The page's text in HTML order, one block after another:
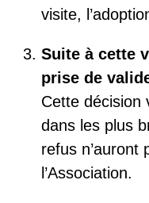
visite,
Suite à cette
prise de
Cette décision
dans les plus
refus n’auront
l’Association.